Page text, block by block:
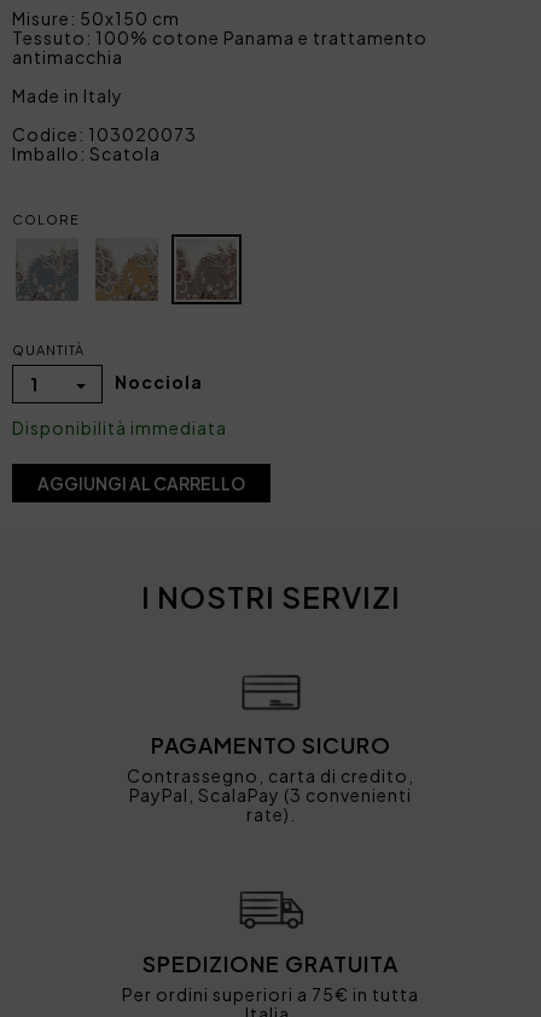
Misure: 50x150 cm
Tessuto: 100% cotone Panama e trattamento
antimacchia
Made in Italy
Codice: 103020073
Imballo: Scatola
COLORE
QUANTITÀ
1 Nocciola
Disponibilità immediata
AGGIUNGI AL CARRELLO
I NOSTRI SERVIZI
PAGAMENTO SICURO
Contrassegno, carta di credito,
PayPal, ScalaPay (3 convenienti
rate).
SPEDIZIONE GRATUITA
Per ordini superiori a 75€ in tutta